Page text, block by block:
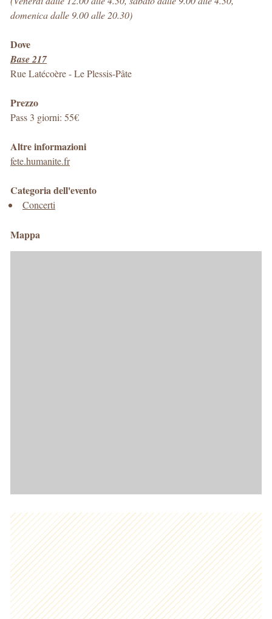
domenica dalle 9.00 alle 20.30)
Dove
Base 217
Rue Latécoère-Le Plessis-Pâte
Prezzo
Pass 3 giorni: 55€
Altre informazioni
fete.humanite.fr
Categoria dell'evento
Concerti
Mappa